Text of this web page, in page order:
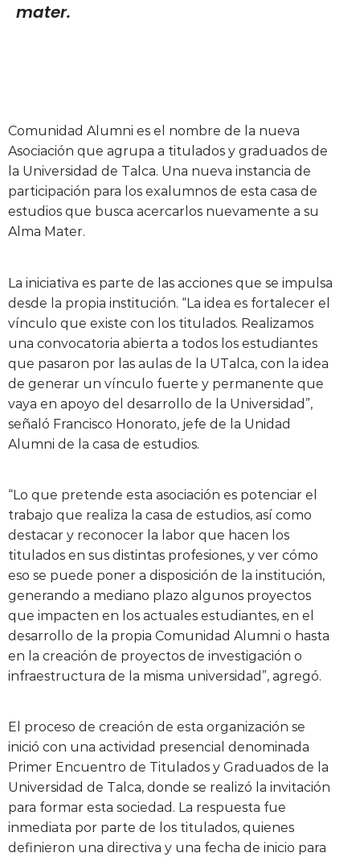
mater.
Comunidad Alumni es el nombre de la nueva
Asociación que agrupa a titulados y graduados de
la Universidad de Talca. Una nueva instancia de
participación para los exalumnos de esta casa de
estudios que busca acercarlos nuevamente a su
Alma Mater.
La iniciativa es parte de las acciones que se impulsa
desde la propia institución. “La idea es fortalecer el
vínculo que existe con los titulados. Realizamos
una convocatoria abierta a todos los estudiantes
que pasaron por las aulas de la UTalca, con la idea
de generar un vínculo fuerte y permanente que
vaya en apoyo del desarrollo de la Universidad”,
señaló Francisco Honorato, jefe de la Unidad
Alumni de la casa de estudios.
“Lo que pretende esta asociación es potenciar el
trabajo que realiza la casa de estudios, así como
destacar y reconocer la labor que hacen los
titulados en sus distintas profesiones, y ver cómo
eso se puede poner a disposición de la institución,
generando a mediano plazo algunos proyectos
que impacten en los actuales estudiantes, en el
desarrollo de la propia Comunidad Alumni o hasta
en la creación de proyectos de investigación o
infraestructura de la misma universidad”, agregó.
El proceso de creación de esta organización se
inició con una actividad presencial denominada
Primer Encuentro de Titulados y Graduados de la
Universidad de Talca, donde se realizó la invitación
para formar esta sociedad. La respuesta fue
inmediata por parte de los titulados, quienes
definieron una directiva y una fecha de inicio para